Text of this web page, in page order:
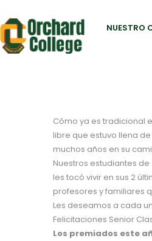
NUESTRO
Cómo ya es tradicional
libre que estuvo llena
muchos años en su
Nuestros estudiantes
les tocó vivir en sus 2
profesores y familiares
Les deseamos a cada
Felicitaciones Senior
Los premiados este